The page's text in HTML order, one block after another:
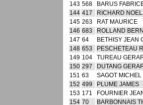
143 568
BARUS
144 417
RICHARD NOEL
145 263
RAT MAURICE
146 683
ROLLAND
147 64
BETHISY JEAN
148 653
PESCHETEAU
149 104
TUREAU
150 297
DUTANG
151 63
SAGOT MICHEL
152 499
PLUME JAMES
153 171
FOURNIER
154 70
BARBONNAIS